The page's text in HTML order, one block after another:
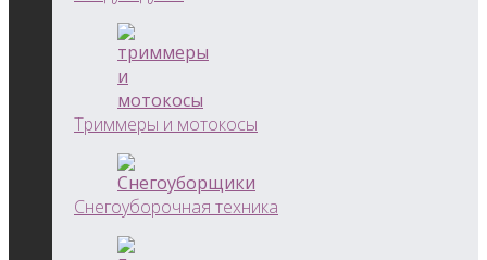
Триммеры и мотокосы
Снегоуборочная техника